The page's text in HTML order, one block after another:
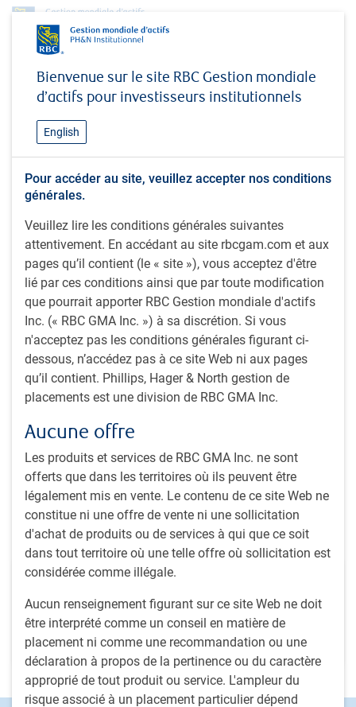
Bienvenue sur le site RBC Gestion mondiale
d’actifs pour investisseurs institutionnels
English
Pour accéder au site, veuillez accepter nos conditions
générales.
Veuillez lire les conditions générales suivantes
attentivement. En accédant au site rbcgam.com et aux
pages qu’il contient (le « site »), vous acceptez d'être
lié par ces conditions ainsi que par toute modification
que pourrait apporter RBC Gestion mondiale d'actifs
Inc. (« RBC GMA Inc. ») à sa discrétion. Si vous
n'acceptez pas les conditions générales figurant ci-
dessous, n’accédez pas à ce site Web ni aux pages
qu’il contient. Phillips, Hager & North gestion de
placements est une division de RBC GMA Inc.
Aucune offre
Les produits et services de RBC GMA Inc. ne sont
offerts que dans les territoires où ils peuvent être
légalement mis en vente. Le contenu de ce site Web ne
constitue ni une offre de vente ni une sollicitation
d'achat de produits ou de services à qui que ce soit
dans tout territoire où une telle offre où sollicitation est
considérée comme illégale.
Aucun renseignement figurant sur ce site Web ne doit
être interprété comme un conseil en matière de
placement ni comme une recommandation ou une
déclaration à propos de la pertinence ou du caractère
approprié de tout produit ou service. L'ampleur du
risque associé à un placement particulier dépend
Robert Clarke, CFA
Analyste, Actions européennes RBC, RBC
Actions européennes RBC de RBC Global Asset
Management UK Limited. Son mandat consiste à mener
des recherches sur les sociétés européennes de grande
qualité, à surveiller les placements existants et à cerner de
nouvelles possibilités d’affaires. Avant de se joindre à
l’organisation en 2022, Robert travaillait pour LGT Wealth
Management, un groupe offrant des services de gestion
privée et de gestion d’actifs ; il y menait des recherches sur
les actions de sociétés à grande capitalisation
européennes ou nord-américaines en suivant une approche
très proche de celle de l’équipe Actions européennes RBC. Il
a amorcé sa carrière dans le secteur en 2017, comme
analyste auprès de Woodford Investment Management,
une société de gestion de placements.
Équipe
Équipe Actions européennes RBC
​La recherche fondamentale rigoureuse est mise à profit pour
découvrir des entreprises européennes caractérisées par des
niveaux de rentabilité élevés et viables, et par une faible
intensité du capital.